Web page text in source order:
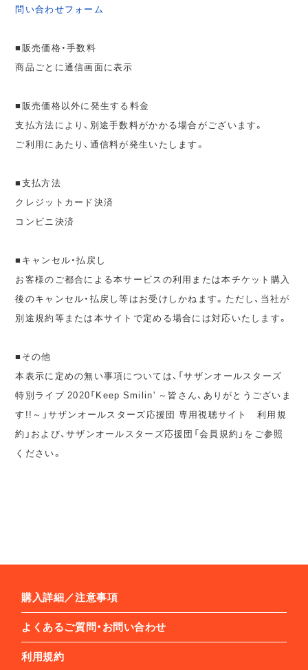
問い合わせフォーム
■販売価格・手数料
商品ごとに通信画面に表示
■販売価格以外に発生する料金
支払方法により、別途手数料がかかる場合がございます。
ご利用にあたり、通信料が発生いたします。
■支払方法
クレジットカード決済
コンビニ決済
■キャンセル・払戻し
お客様のご都合による本サービスの利用または本チケット購入
後のキャンセル・払戻し等はお受けしかねます。ただし、当社が
別途規約等または本サイトで定める場合には対応いたします。
■その他
本表示に定めの無い事項については、「サザンオールスターズ
特別ライブ 2020「Keep Smilin' ～皆さん、ありがとうございま
す!!～」サザンオールスターズ応援団 専用視聴サイト 利用規
約」および、サザンオールスターズ応援団「会員規約」をご参照
ください。
購入詳細／注意事項
よくあるご質問・お問い合わせ
利用規約